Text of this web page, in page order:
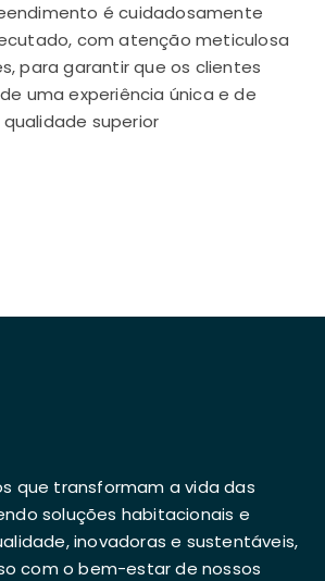
é cuidadosamente
com atenção meticulosa
para garantir que os clientes
uma experiência única e de
qualidade superior
que transformam a vida das
soluções habitacionais e
inovadoras e sustentáveis,
com o bem-estar de nossos